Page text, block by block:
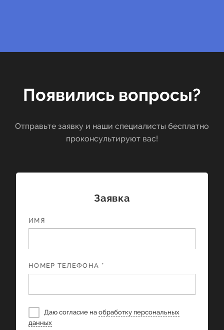
Появились вопросы?
Отправьте заявку и наши специалисты бесплатно
проконсультируют вас!
Заявка
ИМЯ
НОМЕР ТЕЛЕФОНА *
Даю согласие на обработку персональных
данных